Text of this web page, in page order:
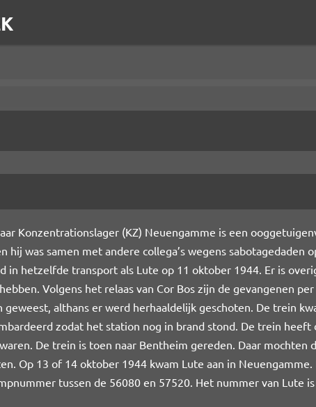
Konzentrationslager (KZ) Neuengamme is een
hij was samen met andere collega’s wegens sabotagedaden
hetzelfde transport als Lute op 11 oktober 1944. Er is
Volgens het relaas van Cor Bos zijn de gevangenen
althans er werd herhaaldelijk geschoten. De trein
zodat het station nog in brand stond. De trein heeft
De trein is toen naar Bentheim gereden. Daar mochten
Op 13 of 14 oktober 1944 kwam Lute aan in Neuengamme.
tussen de 56080 en 57520. Het nummer van Lute